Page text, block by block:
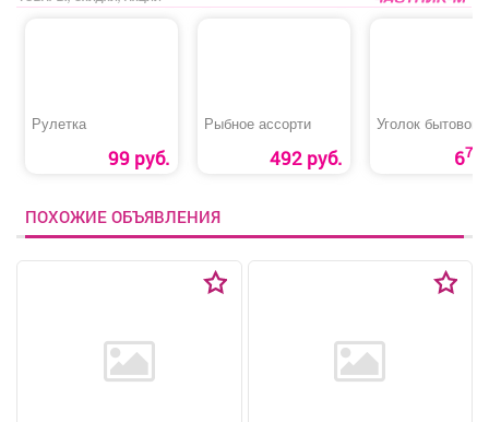
Рулетка
99 руб.
Рыбное ассорти
492 руб.
Уголок бытовой
670
ПОХОЖИЕ ОБЪЯВЛЕНИЯ